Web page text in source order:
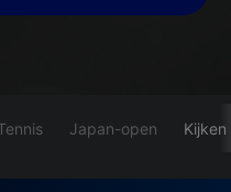
Japan-open Kijken